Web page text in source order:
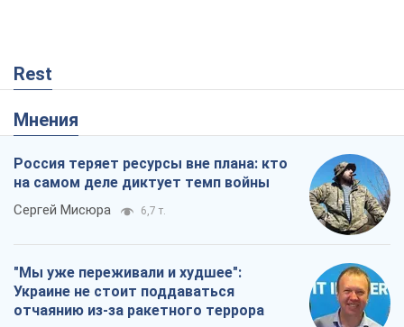
Rest
Мнения
Россия теряет ресурсы вне плана: кто
на самом деле диктует темп войны
Сергей Мисюра 6,7 т.
"Мы уже переживали и худшее":
Украине не стоит поддаваться
отчаянию из-за ракетного террора